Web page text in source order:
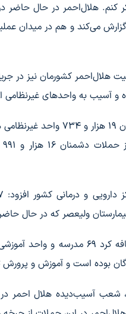
کنم. هلال‌احمر در حال
می‌کند و هم در میدان
هلال‌احمر کشورمان نیز در
آسیب به واحدهای غیرنظامی
کولیوند با اشاره به
ولیعصر که در حال
رئیس جمعیت هلال‌احمر
پرورش تا امروز 195 شهید و 154 مجروح معلم و دانش